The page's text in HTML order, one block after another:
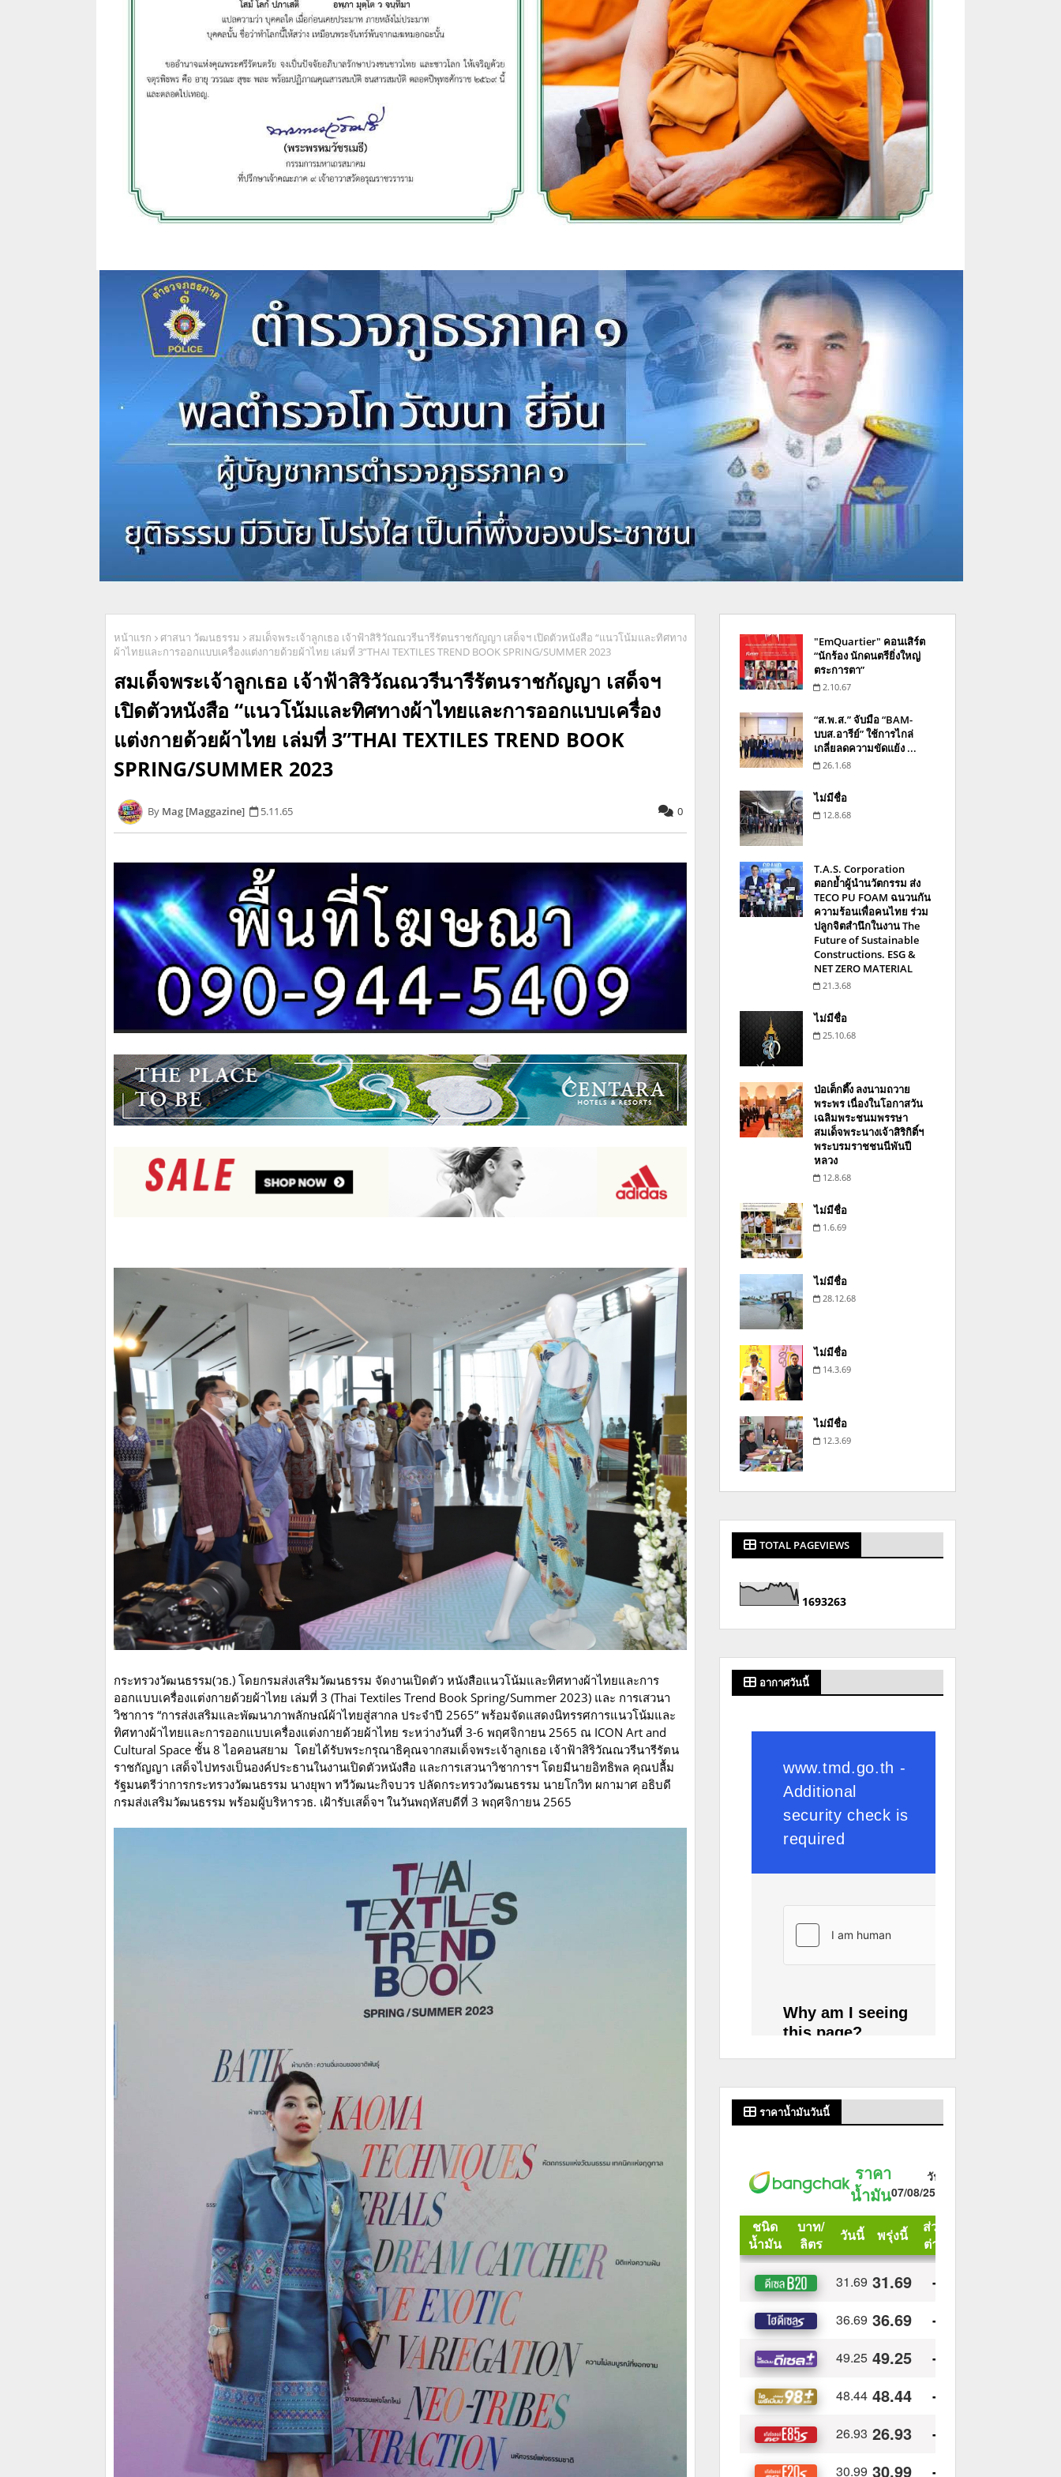
หน้าแรก ศาสนา วัฒนธรรม
สมเด็จพระเจ้าลูกเธอ เจ้าฟ้าสิริวัณณวรีนารีรัตนราชกัญญา เสด็จฯ เปิดตัวหนังสือ “แนวโน้มและทิศทาง
ผ้าไทยและการออกแบบเครื่องแต่งกายด้วยผ้าไทย เล่มที่ 3”THAI TEXTILES TREND BOOK SPRING/SUMMER 2023
สมเด็จพระเจ้าลูกเธอ เจ้าฟ้าสิริวัณณวรีนารีรัตนราชกัญญา เสด็จฯ
เปิดตัวหนังสือ “แนวโน้มและทิศทางผ้าไทยและการออกแบบเครื่อง
แต่งกายด้วยผ้าไทย เล่มที่ 3”THAI TEXTILES TREND BOOK
SPRING/SUMMER 2023
Mag [Maggazine] 5.11.65 0
กระทรวงวัฒนธรรม(วธ.) โดยกรมส่งเสริมวัฒนธรรม จัดงานเปิดตัว หนังสือแนวโน้มและทิศทางผ้าไทยและการ
ออกแบบเครื่องแต่งกายด้วยผ้าไทย เล่มที่ 3 (Thai Textiles Trend Book Spring/Summer 2023) และ การเสวนา
วิชาการ “การส่งเสริมและพัฒนาภาพลักษณ์ผ้าไทยสู่สากล ประจำปี 2565” พร้อมจัดแสดงนิทรรศการแนวโน้มและ
ทิศทางผ้าไทยและการออกแบบเครื่องแต่งกายด้วยผ้าไทย ระหว่างวันที่ 3-6 พฤศจิกายน 2565 ณ ICON Art and
Cultural Space ชั้น 8 ไอคอนสยาม โดยได้รับพระกรุณาธิคุณจากสมเด็จพระเจ้าลูกเธอ เจ้าฟ้าสิริวัณณวรีนารีรัตน
ราชกัญญา เสด็จไปทรงเป็นองค์ประธานในงานเปิดตัวหนังสือ และการเสวนาวิชาการฯ โดยมีนายอิทธิพล คุณปลื้ม
รัฐมนตรีว่าการกระทรวงวัฒนธรรม นางยุพา ทวีวัฒนะกิจบวร ปลัดกระทรวงวัฒนธรรม นายโกวิท ผกามาศ อธิบดี
กรมส่งเสริมวัฒนธรรม พร้อมผู้บริหารวธ. เฝ้ารับเสด็จฯ ในวันพฤหัสบดีที่ 3 พฤศจิกายน 2565
"EmQuartier" คอนเสิร์ต
“นักร้อง นักดนตรียิ่งใหญ่
ตระการตา”
2.10.67
“ส.พ.ส.” จับมือ “BAM-
บบส.อารีย์” ใช้การไกล่
เกลี่ยลดความขัดแย้ง ...
26.1.68
ไม่มีชื่อ
12.8.68
T.A.S. Corporation
ตอกย้ำผู้นำนวัตกรรม ส่ง
TECO PU FOAM ฉนวนกัน
ความร้อนเพื่อคนไทย ร่วม
ปลูกจิตสำนึกในงาน The
Future of Sustainable
Constructions. ESG &
NET ZERO MATERIAL
21.3.68
ไม่มีชื่อ
25.10.68
ป่อเต็กตึ๊ง ลงนามถวาย
พระพร เนื่องในโอกาสวัน
เฉลิมพระชนมพรรษา
สมเด็จพระนางเจ้าสิริกิติ์ฯ
พระบรมราชชนนีพันปี
หลวง
12.8.68
ไม่มีชื่อ
1.6.69
ไม่มีชื่อ
28.12.68
ไม่มีชื่อ
14.3.69
ไม่มีชื่อ
12.3.69
TOTAL PAGEVIEWS
1693263
อากาศวันนี้
ราคาน้ำมันวันนี้